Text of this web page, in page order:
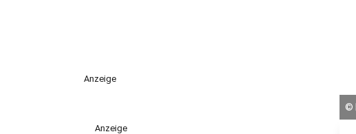
Anzeige
Anzeige
©